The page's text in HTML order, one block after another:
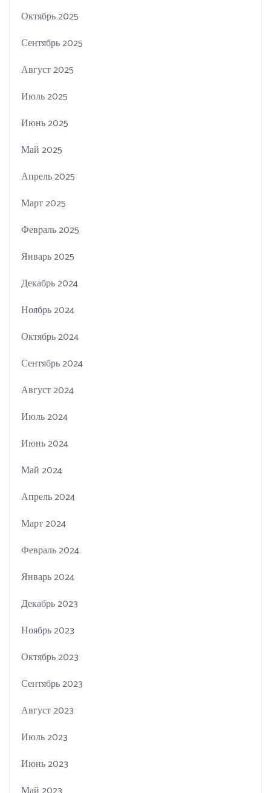
Октябрь 2025
Сентябрь 2025
Август 2025
Июль 2025
Июнь 2025
Май 2025
Апрель 2025
Март 2025
Февраль 2025
Январь 2025
Декабрь 2024
Ноябрь 2024
Октябрь 2024
Сентябрь 2024
Август 2024
Июль 2024
Июнь 2024
Май 2024
Апрель 2024
Март 2024
Февраль 2024
Январь 2024
Декабрь 2023
Ноябрь 2023
Октябрь 2023
Сентябрь 2023
Август 2023
Июль 2023
Июнь 2023